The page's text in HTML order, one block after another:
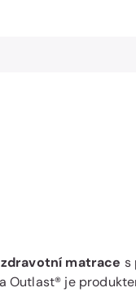
zdravotní matrace s
Outlast® je